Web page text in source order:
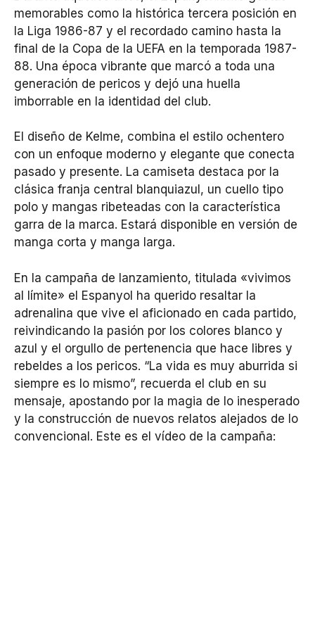
memorables como la histórica tercera posición en
la Liga 1986-87 y el recordado camino hasta la
final de la Copa de la UEFA en la temporada 1987-
88. Una época vibrante que marcó a toda una
generación de pericos y dejó una huella
imborrable en la identidad del club.
El diseño de Kelme, combina el estilo ochentero
con un enfoque moderno y elegante que conecta
pasado y presente. La camiseta destaca por la
clásica franja central blanquiazul, un cuello tipo
polo y mangas ribeteadas con la característica
garra de la marca. Estará disponible en versión de
manga corta y manga larga.
En la campaña de lanzamiento, titulada «vivimos
al límite» el Espanyol ha querido resaltar la
adrenalina que vive el aficionado en cada partido,
reivindicando la pasión por los colores blanco y
azul y el orgullo de pertenencia que hace libres y
rebeldes a los pericos. “La vida es muy aburrida si
siempre es lo mismo”, recuerda el club en su
mensaje, apostando por la magia de lo inesperado
y la construcción de nuevos relatos alejados de lo
convencional. Este es el vídeo de la campaña: